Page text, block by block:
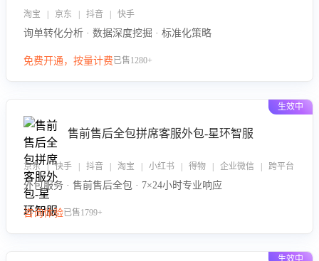
淘宝 | 京东 | 抖音 | 快手
询单转化分析 · 数据深度挖掘 · 标准化策略
免费开通，按量计费已售1280+
生效中
售前售后全包拼席客服外包-星环智服
京东 | 快手 | 抖音 | 淘宝 | 小红书 | 得物 | 企业微信 | 跨平台
外包服务 · 售前售后全包 · 7×24小时专业响应
咨询体验已售1799+
生效中